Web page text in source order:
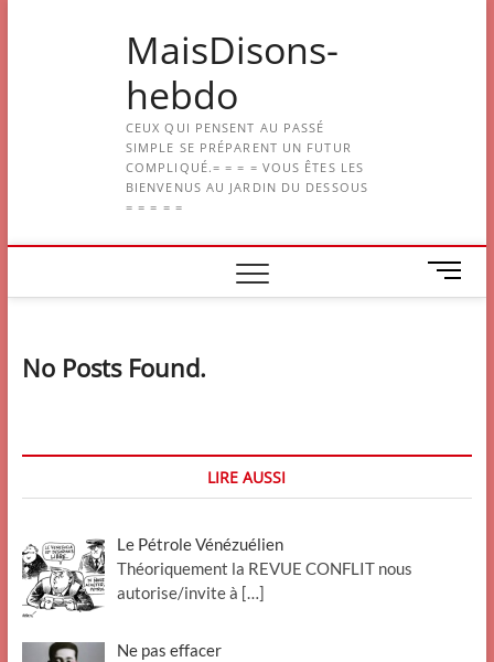
MaisDisons-
hebdo
CEUX QUI PENSENT AU PASSÉ
SIMPLE SE PRÉPARENT UN FUTUR
COMPLIQUÉ.= = = = VOUS ÊTES LES
BIENVENUS AU JARDIN DU DESSOUS
= = = = =
M
e
o
No Posts Found.
LIRE AUSSI
Le Pétrole Vénézuélien
Théoriquement la REVUE CONFLIT nous
autorise/invite à […]
Ne pas effacer